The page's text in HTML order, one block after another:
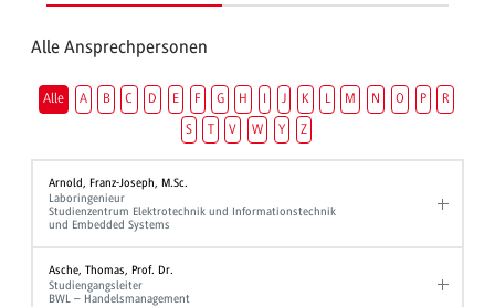
Alle Ansprechpersonen
Alle A B C D E F G H I J K L M N O P
R
S
T V W Y Z
Arnold, Franz-Joseph, M.Sc.
Laboringenieur
Studienzentrum Elektrotechnik und Informationstechnik
und Embedded Systems
Asche, Thomas, Prof. Dr.
Studiengangsleiter
BWL – Handelsmanagement